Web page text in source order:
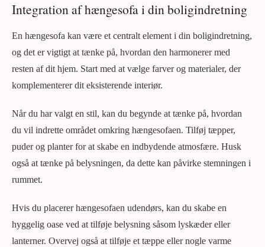
Integration af hængesofa i din boligindretning
En hængesofa kan være et centralt element i din boligindretning,
og det er vigtigt at tænke på, hvordan den harmonerer med
resten af dit hjem. Start med at vælge farver og materialer, der
komplementerer dit eksisterende interiør.
Når du har valgt en stil, kan du begynde at tænke på, hvordan
du vil indrette området omkring hængesofaen. Tilføj tæpper,
puder og planter for at skabe en indbydende atmosfære. Husk
også at tænke på belysningen, da dette kan påvirke stemningen i
rummet.
Hvis du placerer hængesofaen udendørs, kan du skabe en
hyggelig oase ved at tilføje belysning såsom lyskæder eller
lanterner. Overvej også at tilføje et tæppe eller nogle varme